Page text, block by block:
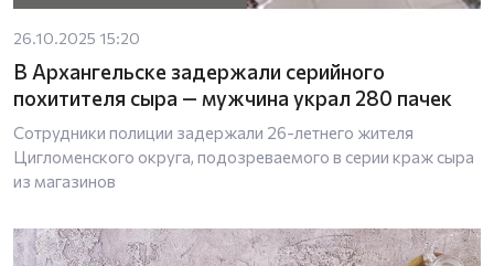
26.10.2025 15:20
В Архангельске задержали серийного
похитителя сыра — мужчина украл 280 пачек
Сотрудники полиции задержали 26-летнего жителя
Цигломенского округа, подозреваемого в серии краж сыра
из магазинов